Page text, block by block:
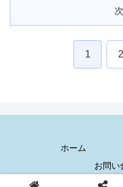
1 2
ホーム
お問い